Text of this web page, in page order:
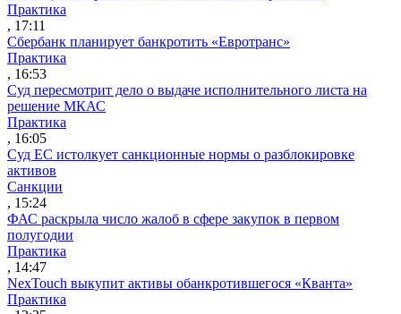
Практика
, 17:11
Сбербанк планирует банкротить «Евротранс»
Практика
, 16:53
Суд пересмотрит дело о выдаче исполнительного листа на
решение МКАС
Практика
, 16:05
Суд ЕС истолкует санкционные нормы о разблокировке
активов
Санкции
, 15:24
ФАС раскрыла число жалоб в сфере закупок в первом
полугодии
Практика
, 14:47
NexTouch выкупит активы обанкротившегося «Кванта»
Практика